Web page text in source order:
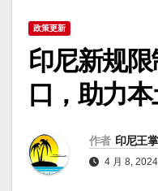
政策更新
印尼新规
口，助力
作者 印尼王
4 月 8, 2024